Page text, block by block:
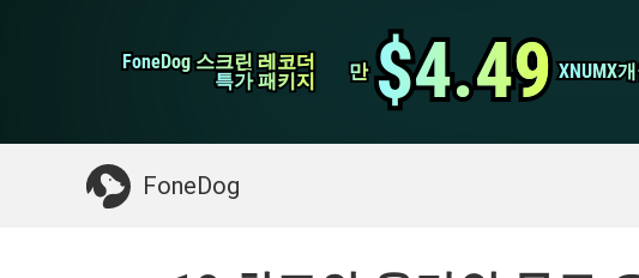
FoneDog 스크린 레코더
FoneDog 스크린 레코더
특가 패키지
특가 패키지 만
만 $4.49
$4.49 XNUMX
XNUMX
FoneDog
iPhone 클리너
필요한 것 : Mac 정리